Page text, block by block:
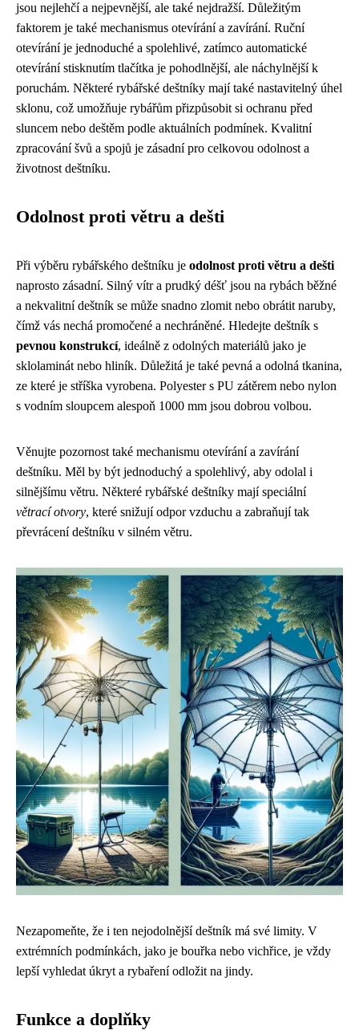
jsou nejlehčí a nejpevnější, ale také nejdražší. Důležitým
faktorem je také mechanismus otevírání a zavírání. Ruční
otevírání je jednoduché a spolehlivé, zatímco automatické
otevírání stisknutím tlačítka je pohodlnější, ale náchylnější k
poruchám. Některé rybářské deštníky mají také nastavitelný úhel
sklonu, což umožňuje rybářům přizpůsobit si ochranu před
sluncem nebo deštěm podle aktuálních podmínek. Kvalitní
zpracování švů a spojů je zásadní pro celkovou odolnost a
životnost deštníku.
Odolnost proti větru a dešti
Při výběru rybářského deštníku je odolnost proti větru a dešti
naprosto zásadní. Silný vítr a prudký déšť jsou na rybách běžné
a nekvalitní deštník se může snadno zlomit nebo obrátit naruby,
čímž vás nechá promočené a nechráněné. Hledejte deštník s
pevnou konstrukcí, ideálně z odolných materiálů jako je
sklolaminát nebo hliník. Důležitá je také pevná a odolná tkanina,
ze které je stříška vyrobena. Polyester s PU zátěrem nebo nylon
s vodním sloupcem alespoň 1000 mm jsou dobrou volbou.
Věnujte pozornost také mechanismu otevírání a zavírání
deštníku. Měl by být jednoduchý a spolehlivý, aby odolal i
silnějšímu větru. Některé rybářské deštníky mají speciální
větrací otvory, které snižují odpor vzduchu a zabraňují tak
převrácení deštníku v silném větru.
Nezapomeňte, že i ten nejodolnější deštník má své limity. V
extrémních podmínkách, jako je bouřka nebo vichřice, je vždy
lepší vyhledat úkryt a rybaření odložit na jindy.
Funkce a doplňky